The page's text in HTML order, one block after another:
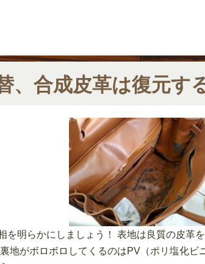
、合成皮革は復元す
を明らかにしましょう！ 表地は良質の皮革
地がボロボロしてくるのはPV（ポリ塩化ビ